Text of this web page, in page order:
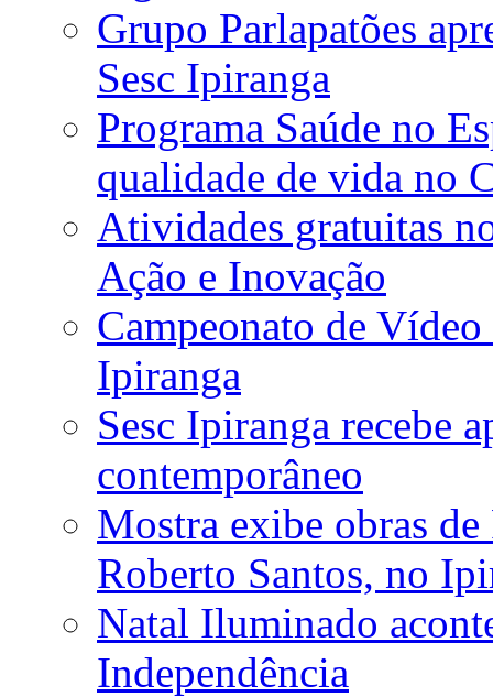
Grupo Parlapatões
Sesc Ipiranga
Programa Saúde no
qualidade de vida no
Atividades gratuitas
Ação e Inovação
Campeonato de
Ipiranga
Sesc Ipiranga recebe
contemporâneo
Mostra exibe obras
Roberto Santos, no
Natal Iluminado
Independência